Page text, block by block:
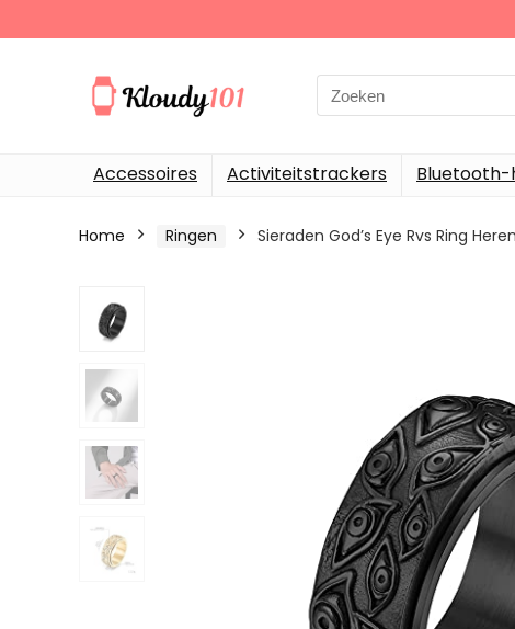
Search
for:
Accessoires Activiteitstrackers
Home Ringen Sieraden God’s Eye Rvs Ring